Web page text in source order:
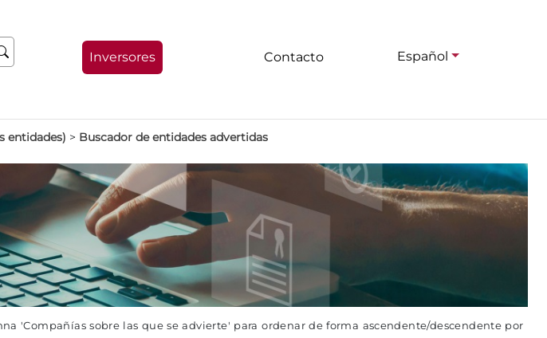
Inversores Contacto Español
entidades) > Buscador de entidades advertidas
'Compañías sobre las que se advierte' para ordenar de forma ascendente/descendente por